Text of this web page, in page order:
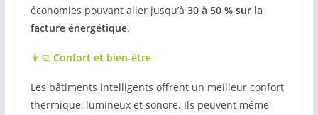
économies pouvant aller jusqu’à 30 à 50 % sur la
facture énergétique.
👩‍💻 Confort et bien-être
Les bâtiments intelligents offrent un meilleur confort
thermique, lumineux et sonore. Ils peuvent même